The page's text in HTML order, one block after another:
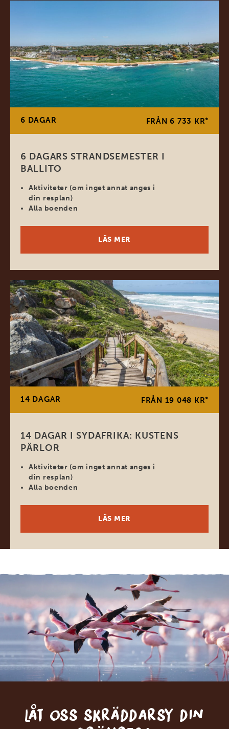
6 DAGAR FRÅN 6 733 KR*
6 DAGARS STRANDSEMESTER I
BALLITO
Aktiviteter (om inget annat anges i
din resplan)
Alla boenden
LÄS MER
14 DAGAR FRÅN 19 048 KR*
14 DAGAR I SYDAFRIKA: KUSTENS
PÄRLOR
Aktiviteter (om inget annat anges i
din resplan)
Alla boenden
LÄS MER
Låt oss skräddarsy din